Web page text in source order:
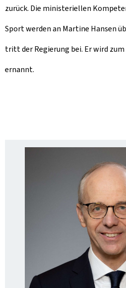
zurück. Die ministeriellen
Sport werden an Martine Hansen
tritt der Regierung bei. Er wird
ernannt.